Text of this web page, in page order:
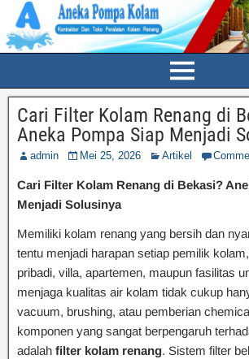
Cari Filter Kolam Renang di
Aneka Pompa Siap Menjadi
admin Mei 25, 2026 Artikel
Cari Filter Kolam Renang di Bekasi?
Menjadi Solusinya
Memiliki kolam renang yang bersih dan
tentu menjadi harapan setiap pemilik
pribadi, villa, apartemen, maupun fasilitas
menjaga kualitas air kolam tidak cukup
vacuum, brushing, atau pemberian
komponen yang sangat berpengaruh
adalah filter kolam renang. Sistem filter